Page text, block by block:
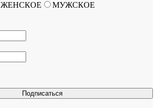
Подписаться
ЖЕНСКОЕ МУЖСКОЕ